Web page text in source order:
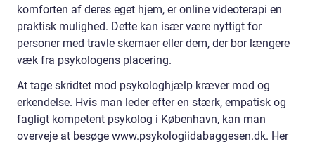
komforten af deres eget hjem, er online videoterapi en
praktisk mulighed. Dette kan især være nyttigt for
personer med travle skemaer eller dem, der bor længere
væk fra psykologens placering.
At tage skridtet mod psykologhjælp kræver mod og
erkendelse. Hvis man leder efter en stærk, empatisk og
fagligt kompetent psykolog i København, kan man
overveje at besøge www.psykologiidabaggesen.dk. Her